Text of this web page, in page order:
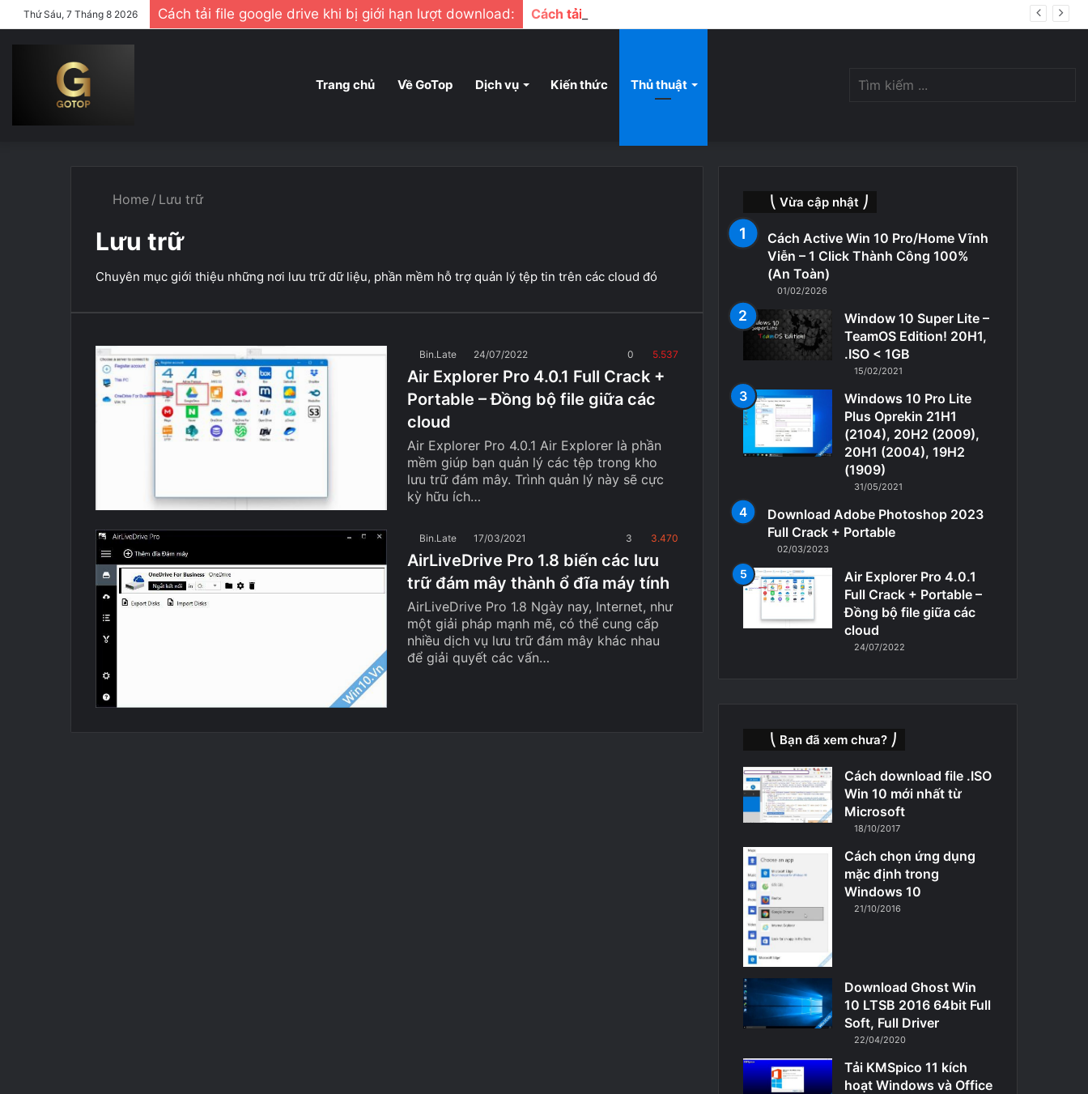
Thứ Sáu, 7 Tháng 8 2026 Cách tải file google drive khi bị giới hạn lượt download: Cách tải file google drive khi bị giới hạn lượt download
Trang chủ Về GoTop Dịch vụ Kiến thức Thủ thuật Switch
skin
Home / Lưu trữ
Lưu trữ
Chuyên mục giới thiệu những nơi lưu trữ dữ liệu, phần mềm hỗ trợ quản lý tệp tin trên các cloud đó
Bin.Late 24/07/2022 0 5.537
Air Explorer Pro 4.0.1 Full Crack +
Portable – Đồng bộ file giữa các
cloud
Air Explorer Pro 4.0.1 Air Explorer là phần
mềm giúp bạn quản lý các tệp trong kho
lưu trữ đám mây. Trình quản lý này sẽ cực
kỳ hữu ích…
Bin.Late 17/03/2021 3 3.470
AirLiveDrive Pro 1.8 biến các lưu
trữ đám mây thành ổ đĩa máy tính
AirLiveDrive Pro 1.8 Ngày nay, Internet, như
một giải pháp mạnh mẽ, có thể cung cấp
nhiều dịch vụ lưu trữ đám mây khác nhau
để giải quyết các vấn…
⎝ Vừa cập nhật ⎠
Cách Active Win 10 Pro/Home Vĩnh
Viễn – 1 Click Thành Công 100%
(An Toàn)
01/02/2026
Window 10 Super Lite –
TeamOS Edition! 20H1,
.ISO < 1GB
15/02/2021
Windows 10 Pro Lite
Plus Oprekin 21H1
(2104), 20H2 (2009),
20H1 (2004), 19H2
(1909)
31/05/2021
Download Adobe Photoshop 2023
Full Crack + Portable
02/03/2023
Air Explorer Pro 4.0.1
Full Crack + Portable –
Đồng bộ file giữa các
cloud
24/07/2022
⎝ Bạn đã xem chưa? ⎠
Cách download file .ISO
Win 10 mới nhất từ
Microsoft
18/10/2017
Cách chọn ứng dụng
mặc định trong
Windows 10
21/10/2016
Download Ghost Win
10 LTSB 2016 64bit Full
Soft, Full Driver
22/04/2020
Tải KMSpico 11 kích
hoạt Windows và Office